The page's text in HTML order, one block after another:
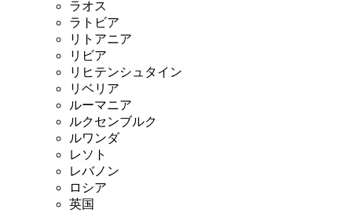
ラオス
ラトビア
リトアニア
リビア
リヒテンシュタイン
リベリア
ルーマニア
ルクセンブルク
ルワンダ
レソト
レバノン
ロシア
英国